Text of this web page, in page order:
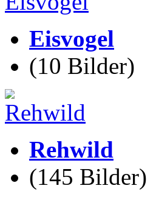
Eisvogel
(10 Bilder)
Rehwild
(145 Bilder)